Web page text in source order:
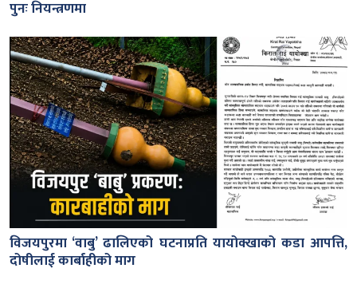
पुनः नियन्त्रणमा
विजयपुरमा ‘वाबु’ ढालिएको घटनाप्रति यायोक्खाको कडा आपत्ति,
दोषीलाई कार्बाहीको माग